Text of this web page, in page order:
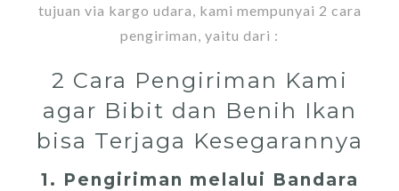
tujuan via kargo udara, kami mempunyai 2 cara
pengiriman, yaitu dari :
2 Cara Pengiriman Kami
agar Bibit dan Benih Ikan
bisa Terjaga Kesegarannya
1. Pengiriman melalui Bandara